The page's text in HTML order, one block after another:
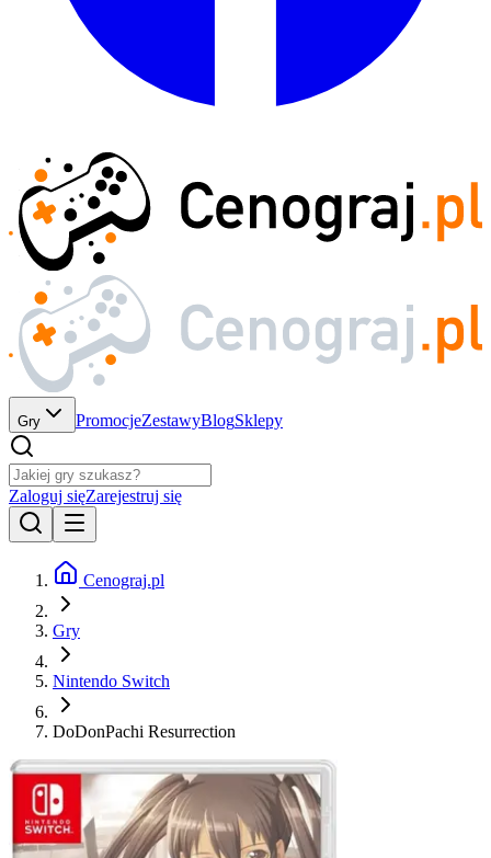
Gry PromocjeZestawyBlogSklepy
Zaloguj sięZarejestruj się
Cenograj.pl
Gry
Nintendo Switch
DoDonPachi Resurrection